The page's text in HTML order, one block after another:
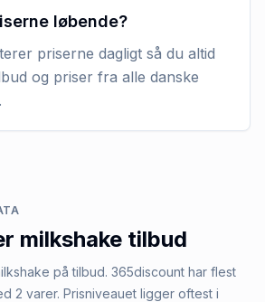
løbende?
priserne dagligt så du altid
og priser fra alle danske
milkshake tilbud
på tilbud. 365discount har flest
2 varer. Prisniveauet ligger oftest i